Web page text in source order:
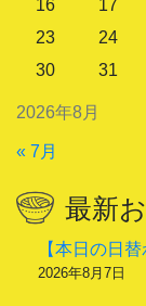
2026年8月
16
17
23
24
30
31
« 7月
最新
【本日の日
2026年8月7日